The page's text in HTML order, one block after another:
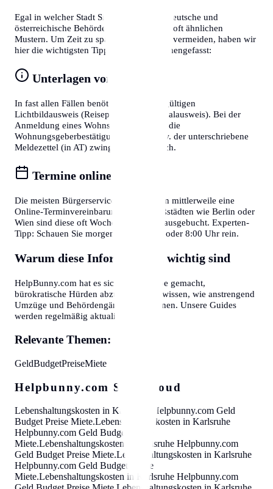
Egal in welcher Stadt Sie sich befinden, deutsche und
österreichische Behördenprozesse folgen oft ähnlichen
Mustern. Um Zeit zu sparen und Frust zu vermeiden, haben wir
hier die wichtigsten Tipps für Sie zusammengefasst:
Unterlagen vorbereiten
In fast allen Fällen benötigen Sie einen gültigen
Lichtbildausweis (Reisepass oder Personalausweis). Bei der
Anmeldung eines Wohnsitzes ist zudem die
Wohnungsgeberbestätigung (in DE) bzw. der unterschriebene
Meldezettel (in AT) zwingend erforderlich.
Termine online buchen
Die meisten Bürgerservice-Stellen bieten mittlerweile eine
Online-Terminvereinbarung an. In Großstädten wie Berlin oder
Wien sind diese oft Wochen im Voraus ausgebucht. Experten-
Tipp: Schauen Sie morgens gegen 7:30 oder 8:00 Uhr rein.
Warum diese Informationen wichtig sind
HelpBunny.com hat es sich zur Aufgabe gemacht,
bürokratische Hürden abzubauen. Wir wissen, wie anstrengend
Umzüge und Behördengänge sein können. Unsere Guides
werden regelmäßig aktualisiert.
Relevante Themen:
GeldBudgetPreiseMiete
Helpbunny.com SEO Cloud
Lebenshaltungskosten in Karlsruhe Helpbunny.com Geld
Budget Preise Miete.Lebenshaltungskosten in Karlsruhe
Helpbunny.com Geld Budget Preise
Miete.Lebenshaltungskosten in Karlsruhe Helpbunny.com
Geld Budget Preise Miete.Lebenshaltungskosten in Karlsruhe
Helpbunny.com Geld Budget Preise
Miete.Lebenshaltungskosten in Karlsruhe Helpbunny.com